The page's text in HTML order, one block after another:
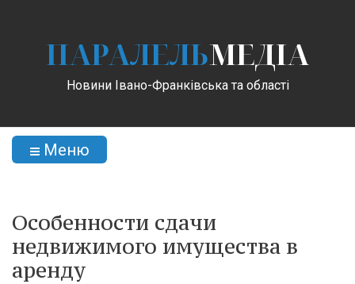
ПАРАЛЕЛЬМЕДІА
Новини Івано-Франківська та області
Меню
Особенности сдачи
недвижимого имущества в
аренду